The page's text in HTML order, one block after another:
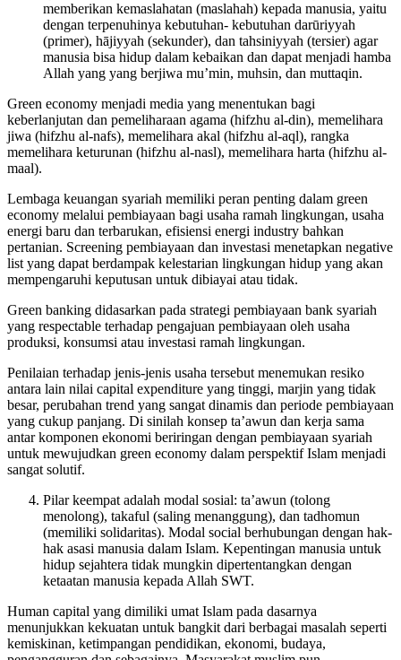
memberikan kemaslahatan (maslahah) kepada manusia, yaitu
dengan terpenuhinya kebutuhan- kebutuhan darūriyyah
(primer), hājiyyah (sekunder), dan tahsiniyyah (tersier) agar
manusia bisa hidup dalam kebaikan dan dapat menjadi hamba
Allah yang yang berjiwa mu’min, muhsin, dan muttaqin.
Green economy menjadi media yang menentukan bagi
keberlanjutan dan pemeliharaan agama (hifzhu al-din), memelihara
jiwa (hifzhu al-nafs), memelihara akal (hifzhu al-aql), rangka
memelihara keturunan (hifzhu al-nasl), memelihara harta (hifzhu al-
maal).
Lembaga keuangan syariah memiliki peran penting dalam green
economy melalui pembiayaan bagi usaha ramah lingkungan, usaha
energi baru dan terbarukan, efisiensi energi industry bahkan
pertanian. Screening pembiayaan dan investasi menetapkan negative
list yang dapat berdampak kelestarian lingkungan hidup yang akan
mempengaruhi keputusan untuk dibiayai atau tidak.
Green banking didasarkan pada strategi pembiayaan bank syariah
yang respectable terhadap pengajuan pembiayaan oleh usaha
produksi, konsumsi atau investasi ramah lingkungan.
Penilaian terhadap jenis-jenis usaha tersebut menemukan resiko
antara lain nilai capital expenditure yang tinggi, marjin yang tidak
besar, perubahan trend yang sangat dinamis dan periode pembiayaan
yang cukup panjang. Di sinilah konsep ta’awun dan kerja sama
antar komponen ekonomi beriringan dengan pembiayaan syariah
untuk mewujudkan green economy dalam perspektif Islam menjadi
sangat solutif.
Pilar keempat adalah modal sosial: ta’awun (tolong
menolong), takaful (saling menanggung), dan tadhomun
(memiliki solidaritas). Modal social berhubungan dengan hak-
hak asasi manusia dalam Islam. Kepentingan manusia untuk
hidup sejahtera tidak mungkin dipertentangkan dengan
ketaatan manusia kepada Allah SWT.
Human capital yang dimiliki umat Islam pada dasarnya
menunjukkan kekuatan untuk bangkit dari berbagai masalah seperti
kemiskinan, ketimpangan pendidikan, ekonomi, budaya,